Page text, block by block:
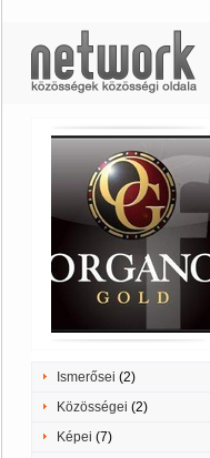
Ismerősei (2)
Közösségei (2)
Képei (7)